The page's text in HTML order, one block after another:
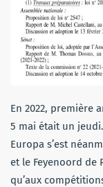
En 2022, première
5 mai était un
Europa s’est
et le Feyenoord de
qu’aux